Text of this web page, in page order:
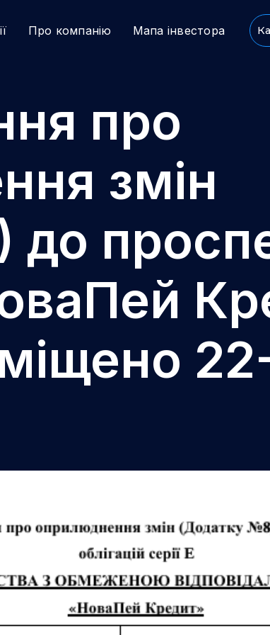
Про компанію Мапа інвестора
про
змін
до